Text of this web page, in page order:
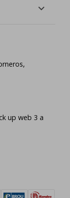
up web 3 a